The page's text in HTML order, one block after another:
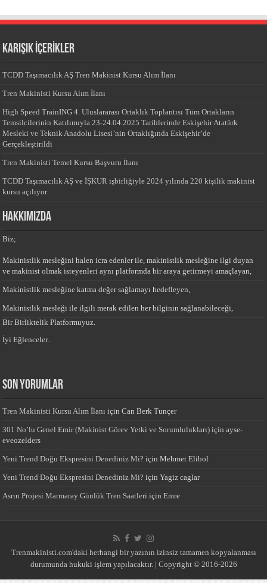
KARIŞIK İÇERİKLER
TCDD Taşımacılık AŞ Tren Makinist Kursu Alım İlanı
Tren Makinisti Kursu Alım İlanı
High Speed TrainING 4. Uluslararası Ortaklık Toplantısı Tüm Ortakların
Temsilcilerinin Katılımıyla 23-24.04.2025 Tarihlerinde Eskişehir Atatürk
Mesleki ve Teknik Anadolu Lisesi’nin Ortaklığında Eskişehir’de
Gerçekleştirildi
Tren Makinisti Temel Kursu Başvuru İlanı
TCDD Taşımacılık AŞ ve İŞKUR işbirliğiyle 2024 yılında 220 kişilik makinist
kursu açılıyor
HAKKIMIZDA
Biz;
Makinistlik mesleğini halen icra edenler ile, makinistlik mesleğine ilgi duyan
ve makinist olmak isteyenleri aynı platformda bir araya getirmeyi amaçlayan,
Makinistlik mesleğine katma değer sağlamayı hedefleyen,
Makinistlik mesleği ile ilgili merak edilen her bilginin sağlanabileceği,
Bir Birliktelik Platformuyuz.
İyi Eğlenceler..
Son yorumlar
Tren Makinisti Kursu Alım İlanı içinCan Berk Tunçer
301 No’lu Genel Emir (Makinist Görev Yetki ve Sorumlulukları) içinayse-
eveozelders
Yeni Trend Doğu Ekspresini Denediniz Mi? içinMehmet Elibol
Yeni Trend Doğu Ekspresini Denediniz Mi? içinYagiz caglar
Asrın Projesi Marmaray Günlük Tren Saatleri içinEmre
Trenmakinisti.com'daki herhangi bir yazının izinsiz tamamen kopyalanması
durumunda hukuki işlem yapılacaktır. | Copyright © 2016-2026